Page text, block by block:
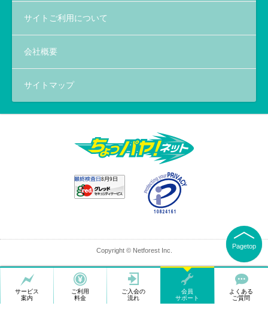
サービス
案内
ご利用
料金
ご入会の
流れ
会員
サポート
よくある
ご質問
サイトご利用について
会社概要
サイトマップ
Pagetop
Copyright © Netforest Inc.